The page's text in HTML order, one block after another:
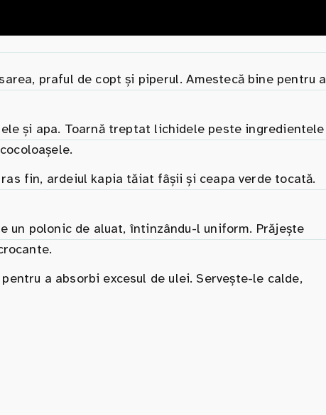
praful de copt și piperul. Amestecă bine pentru a
și apa. Toarnă treptat lichidele peste ingredientele
fin, ardeiul kapia tăiat fâșii și ceapa verde tocată.
polonic de aluat, întinzându-l uniform. Prăjește
a absorbi excesul de ulei. Servește-le calde,